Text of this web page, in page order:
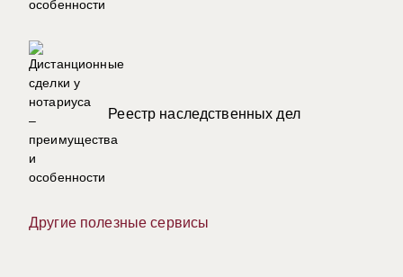
Реестр наследственных дел
Другие полезные сервисы